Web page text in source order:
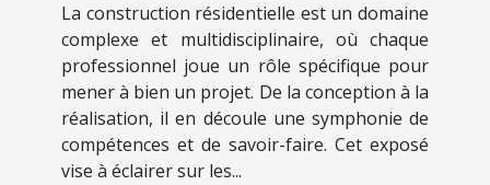
La construction résidentielle est un domaine
complexe et multidisciplinaire, où chaque
professionnel joue un rôle spécifique pour
mener à bien un projet. De la conception à la
réalisation, il en découle une symphonie de
compétences et de savoir-faire. Cet exposé
vise à éclairer sur les...